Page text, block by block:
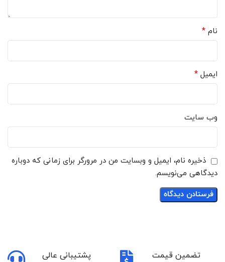
نام *
ایمیل *
وب‌ سایت
ذخیره نام، ایمیل و وبسایت من در مرورگر برای زمانی که دوباره
دیدگاهی می‌نویسم.
تضمین قیمت پشتیبانی عالی